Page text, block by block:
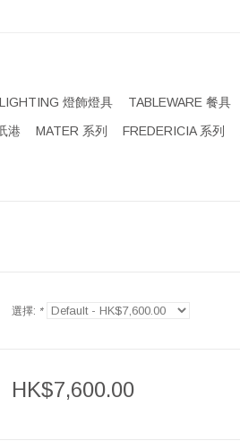
LIGHTING 燈飾燈具 TABLEWARE 餐具
港 MATER 系列 FREDERICIA 系列
選擇: *
HK$7,600.00